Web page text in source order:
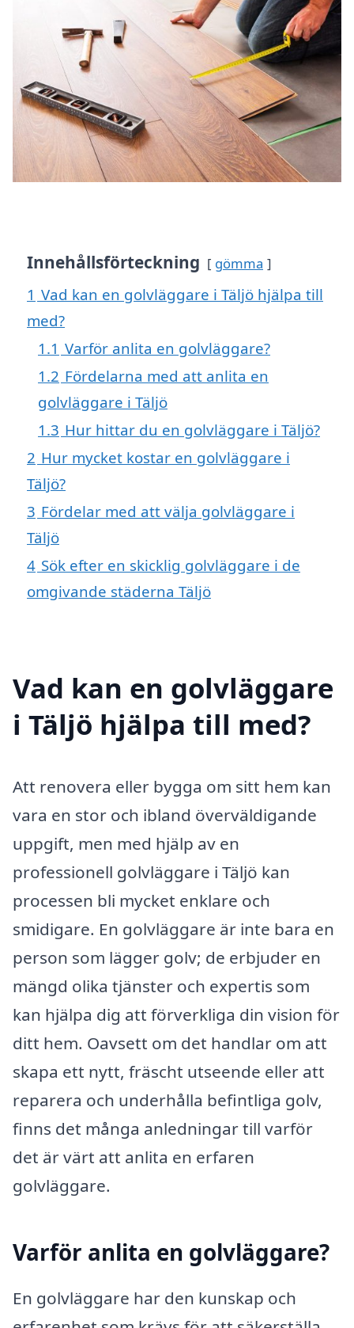
Innehållsförteckning gömma
1 Vad kan en golvläggare i Täljö hjälpa till
med?
1.1 Varför anlita en golvläggare?
1.2 Fördelarna med att anlita en
golvläggare i Täljö
1.3 Hur hittar du en golvläggare i Täljö?
2 Hur mycket kostar en golvläggare i
Täljö?
3 Fördelar med att välja golvläggare i
Täljö
4 Sök efter en skicklig golvläggare i de
omgivande städerna Täljö
Vad kan en golvläggare
i Täljö hjälpa till med?
Att renovera eller bygga om sitt hem kan
vara en stor och ibland överväldigande
uppgift, men med hjälp av en
professionell golvläggare i Täljö kan
processen bli mycket enklare och
smidigare. En golvläggare är inte bara en
person som lägger golv; de erbjuder en
mängd olika tjänster och expertis som
kan hjälpa dig att förverkliga din vision för
ditt hem. Oavsett om det handlar om att
skapa ett nytt, fräscht utseende eller att
reparera och underhålla befintliga golv,
finns det många anledningar till varför
det är värt att anlita en erfaren
golvläggare.
Varför anlita en golvläggare?
En golvläggare har den kunskap och